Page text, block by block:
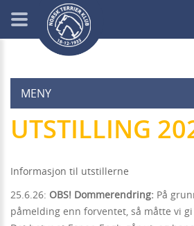
MENY
UTSTILLING
Informasjon til utstillerne
25.6.26: OBS! Dommerendring: På
påmelding enn forventet, så måtte vi